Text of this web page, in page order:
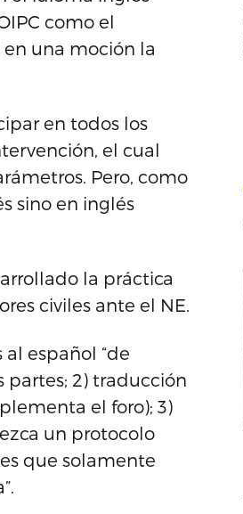
como el
una moción la
en todos los
el cual
Pero, como
sino en inglés
la práctica
civiles ante el NE.
español “de
partes; 2) traducción
el foro); 3)
un protocolo
que solamente